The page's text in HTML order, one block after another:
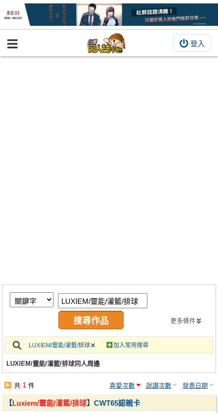
登入
BOOKY書集倉庫
繪圖藝廊
交流中心
攤位轉讓區
會員功能選單
註冊會員
更多條件
LUXIEM/靈能/灌籃/排球 加入常用搜尋
LUXIEM/靈能/灌籃/排球同人周邊
共 1 件 喜愛次數 說讚次數 發表日期
【Luxiem/靈能/灌籃/排球】CWT65認親卡